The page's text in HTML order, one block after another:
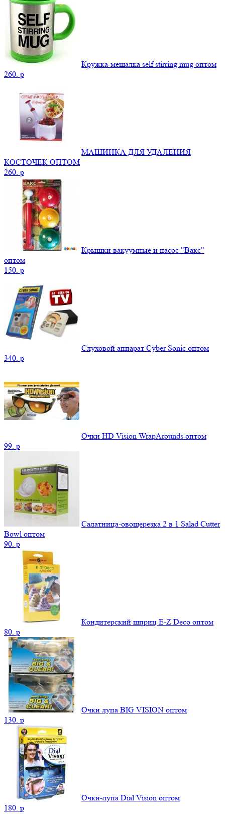
Кружка-мешалка self stirring mug оптом
260. p
МАШИНКА ДЛЯ УДАЛЕНИЯ
КОСТОЧЕК ОПТОМ
260. p
Крышки вакуумные и насос "Вакс"
оптом
150. p
Слуховой аппарат Cyber Sonic оптом
340. p
Очки HD Vision WrapArounds оптом
99. p
Салатница-овощерезка 2 в 1 Salad Cutter
Bowl оптом
90. p
Кондитерский шприц E-Z Deco оптом
80. p
Очки лупа BIG VISION оптом
130. p
Очки-лупа Dial Vision оптом
180. p